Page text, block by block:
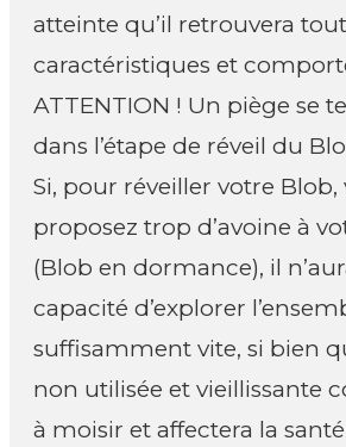
atteinte qu’il retrouvera
caractéristiques et
ATTENTION ! Un piège se
dans l’étape de réveil du
Si, pour réveiller votre Blob,
proposez trop d’avoine à
(Blob en dormance), il
capacité d’explorer
suffisamment vite, si bien
non utilisée et vieillissante
à moisir et affectera la